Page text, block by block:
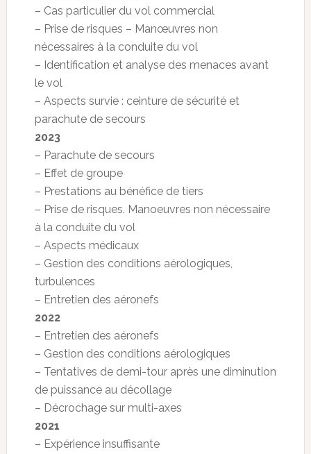
– Cas particulier du vol commercial
– Prise de risques – Manœuvres non
nécessaires à la conduite du vol
– Identification et analyse des menaces avant
le vol
– Aspects survie : ceinture de sécurité et
parachute de secours
2023
– Parachute de secours
– Effet de groupe
– Prestations au bénéfice de tiers
– Prise de risques. Manoeuvres non nécessaire
à la conduite du vol
– Aspects médicaux
– Gestion des conditions aérologiques,
turbulences
– Entretien des aéronefs
2022
– Entretien des aéronefs
– Gestion des conditions aérologiques
– Tentatives de demi-tour après une diminution
de puissance au décollage
– Décrochage sur multi-axes
2021
– Expérience insuffisante